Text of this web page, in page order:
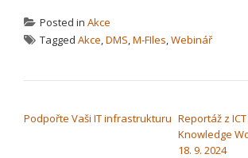
Posted in Akce
Tagged Akce,DMS,M-FIles,Webinář
Podpořte Vaši IT infrastrukturu Reportáž z
Knowledge
18. 9. 2024